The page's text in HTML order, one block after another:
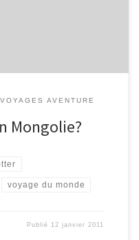
VOYAGES AVENTURE
Mongolie?
voyage du monde
Publié 12 janvier 2011